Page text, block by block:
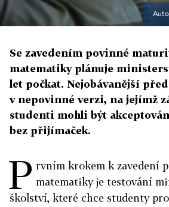
Se zavedením povinné
matematiky plánuje
let počkat. Nejobávanější
v nepovinné verzi, na jejímž
studenti mohli být
bez přijímaček.
P rvním krokem k zavedení
matematiky je testování
školství, které chce studenty